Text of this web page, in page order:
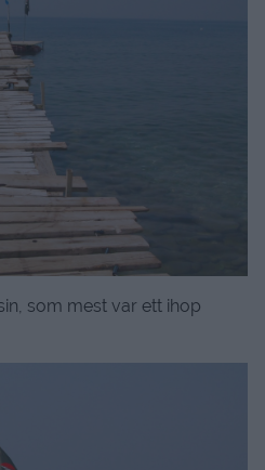
som mest var ett ihop